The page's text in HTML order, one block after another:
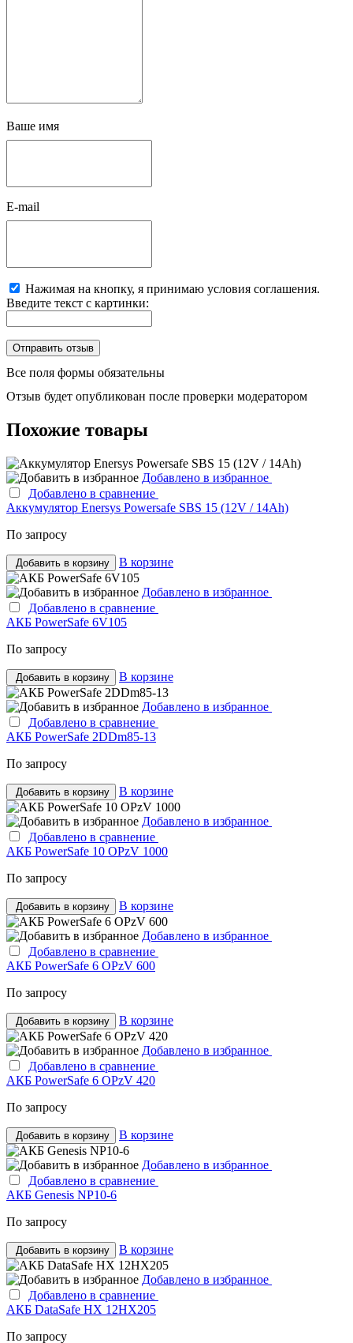
Ваше имя
E-mail
Нажимая на кнопку, я принимаю условия соглашения.
Введите текст с картинки:
Все поля формы обязательны
Отзыв будет опубликован после проверки модератором
Похожие товары
Добавлено в избранное
Добавлено в сравнение
Аккумулятор Enersys Powersafe SBS 15 (12V / 14Ah)
По запросу
Добавить в корзину В корзине
Добавлено в избранное
Добавлено в сравнение
АКБ PowerSafe 6V105
По запросу
Добавить в корзину В корзине
Добавлено в избранное
Добавлено в сравнение
АКБ PowerSafe 2DDm85-13
По запросу
Добавить в корзину В корзине
Добавлено в избранное
Добавлено в сравнение
АКБ PowerSafe 10 OPzV 1000
По запросу
Добавить в корзину В корзине
Добавлено в избранное
Добавлено в сравнение
АКБ PowerSafe 6 OPzV 600
По запросу
Добавить в корзину В корзине
Добавлено в избранное
Добавлено в сравнение
АКБ PowerSafe 6 OPzV 420
По запросу
Добавить в корзину В корзине
Добавлено в избранное
Добавлено в сравнение
АКБ Genesis NP10-6
По запросу
Добавить в корзину В корзине
Добавлено в избранное
Добавлено в сравнение
АКБ DataSafe HX 12HX205
По запросу